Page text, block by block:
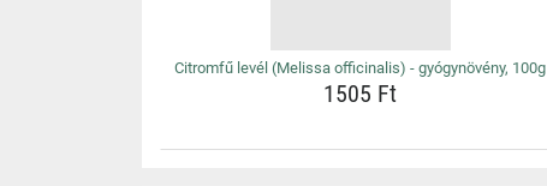
Citromfű levél (Melissa officinalis) - gyógynövény, 100g
1505 Ft